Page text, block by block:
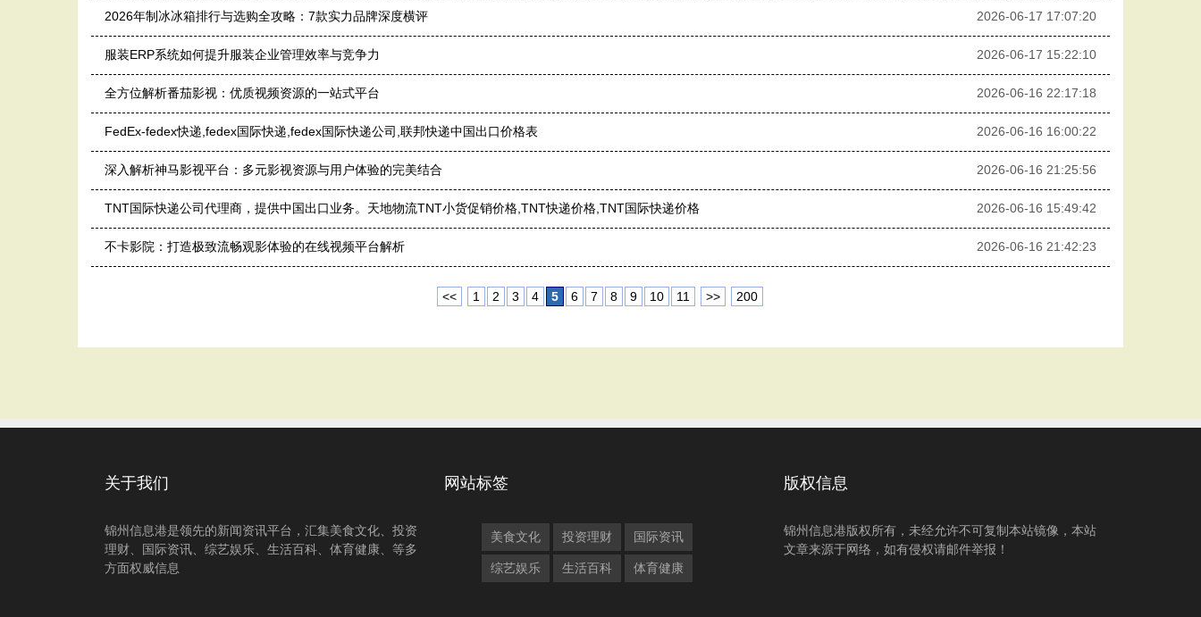
2026年制冰冰箱排行与选购全攻略：7款实力品牌深度横评 2026-06-17 17:07:20
服装ERP系统如何提升服装企业管理效率与竞争力 2026-06-17 15:22:10
全方位解析番茄影视：优质视频资源的一站式平台 2026-06-16 22:17:18
FedEx-fedex快递,fedex国际快递,fedex国际快递公司,联邦快递中国出口价格表 2026-06-16 16:00:22
深入解析神马影视平台：多元影视资源与用户体验的完美结合 2026-06-16 21:25:56
TNT国际快递公司代理商，提供中国出口业务。天地物流TNT小货促销价格,TNT快递价格,TNT国际快递价格 2026-06-16 15:49:42
不卡影院：打造极致流畅观影体验的在线视频平台解析 2026-06-16 21:42:23
<< 1 2 3 4 5 6 7 8 9 10 11 >> 200
关于我们
锦州信息港是领先的新闻资讯平台，汇集美食文化、投资
理财、国际资讯、综艺娱乐、生活百科、体育健康、等多
方面权威信息
网站标签
美食文化 投资理财 国际资讯
综艺娱乐 生活百科 体育健康
版权信息
锦州信息港版权所有，未经允许不可复制本站镜像，本站
文章来源于网络，如有侵权请邮件举报！